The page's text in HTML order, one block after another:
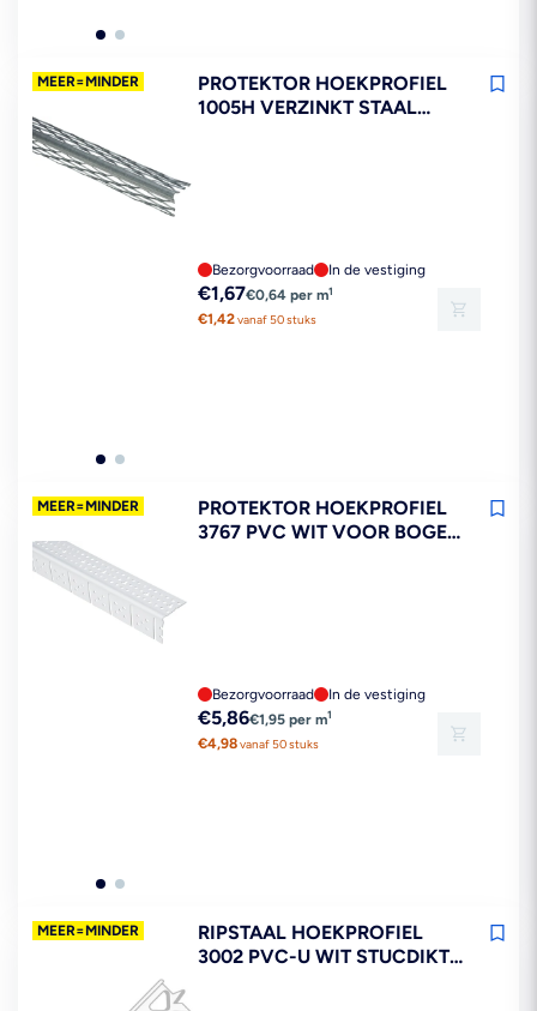
MEER=MINDER
PROTEKTOR HOEKPROFIEL
1005H VERZINKT STAAL
Bezorgvoorraad In de vestiging
Reguliere
prijs
€1,67€0,64 per m1
€1,42vanaf 50 stuks
MEER=MINDER
PROTEKTOR HOEKPROFIEL
3767 PVC WIT VOOR BOGEN
Bezorgvoorraad In de vestiging
Reguliere
prijs
€5,86€1,95 per m1
€4,98vanaf 50 stuks
MEER=MINDER
RIPSTAAL HOEKPROFIEL
3002 PVC-U WIT STUCDIKTE